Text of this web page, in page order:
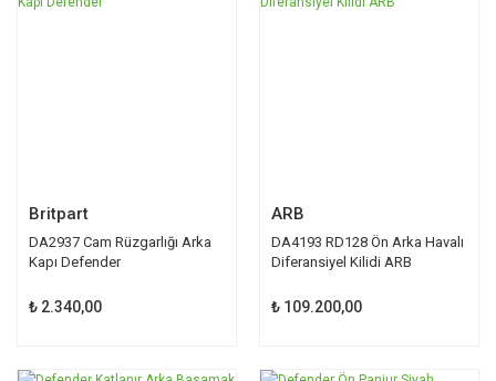
Britpart
DA2937 Cam Rüzgarlığı Arka
Kapı Defender
₺ 2.340,00
ARB
DA4193 RD128 Ön Arka Havalı
Diferansiyel Kilidi ARB
₺ 109.200,00